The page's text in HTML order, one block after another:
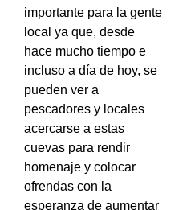
importante para la gente
local ya que, desde
hace mucho tiempo e
incluso a día de hoy, se
pueden ver a
pescadores y locales
acercarse a estas
cuevas para rendir
homenaje y colocar
ofrendas con la
esperanza de aumentar